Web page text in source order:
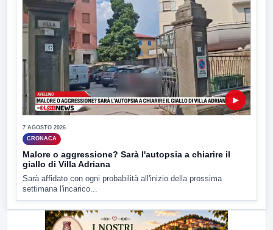
▶
7 AGOSTO 2026
CRONACA
Malore o aggressione? Sarà l'autopsia a chiarire il
giallo di Villa Adriana
Sarà affidato con ogni probabilità all'inizio della prossima
settimana l'incarico...